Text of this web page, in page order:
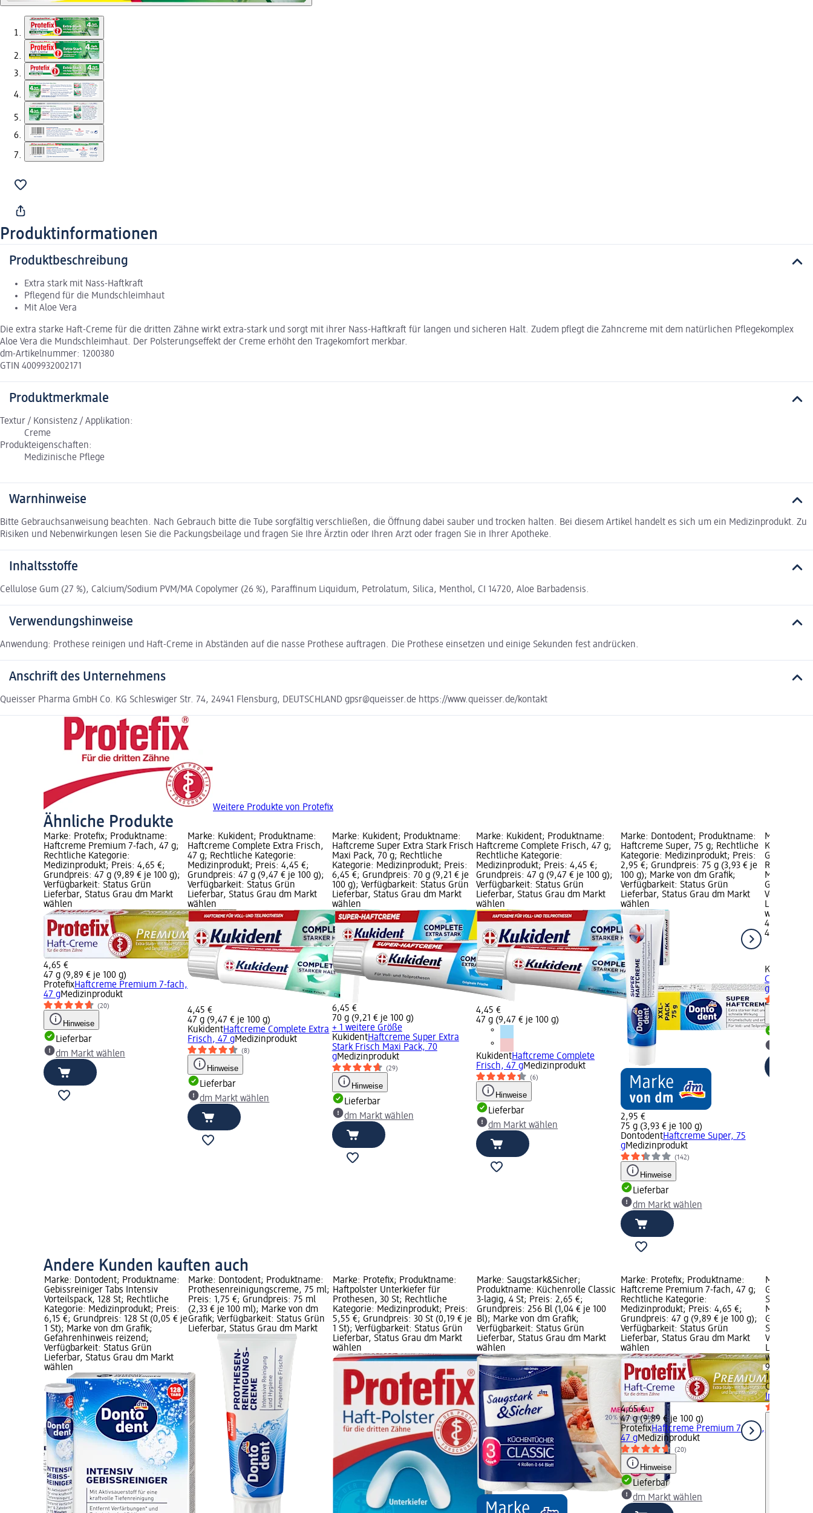
Produktinformationen
Produktbeschreibung
Extra stark mit Nass-Haftkraft
Pflegend für die Mundschleimhaut
Mit Aloe Vera
Die extra starke Haft-Creme für die dritten Zähne wirkt extra-stark und sorgt mit ihrer Nass-Haftkraft für langen und sicheren Halt. Zudem pflegt die Zahncreme mit dem natürlichen Pflegekomplex
Aloe Vera die Mundschleimhaut. Der Polsterungseffekt der Creme erhöht den Tragekomfort merkbar.
dm-Artikelnummer: 1200380
GTIN 4009932002171
Produktmerkmale
Textur / Konsistenz / Applikation:
Creme
Produkteigenschaften:
Medizinische Pflege
Warnhinweise
Bitte Gebrauchsanweisung beachten. Nach Gebrauch bitte die Tube sorgfältig verschließen, die Öffnung dabei sauber und trocken halten. Bei diesem Artikel handelt es sich um ein Medizinprodukt. Zu
Risiken und Nebenwirkungen lesen Sie die Packungsbeilage und fragen Sie Ihre Ärztin oder Ihren Arzt oder fragen Sie in Ihrer Apotheke.
Inhaltsstoffe
Cellulose Gum (27 %), Calcium/Sodium PVM/MA Copolymer (26 %), Paraffinum Liquidum, Petrolatum, Silica, Menthol, CI 14720, Aloe Barbadensis.
Verwendungshinweise
Anwendung: Prothese reinigen und Haft-Creme in Abständen auf die nasse Prothese auftragen. Die Prothese einsetzen und einige Sekunden fest andrücken.
Anschrift des Unternehmens
Queisser Pharma GmbH Co. KG Schleswiger Str. 74, 24941 Flensburg, DEUTSCHLAND gpsr@queisser.de https://www.queisser.de/kontakt
Weitere Produkte von Protefix
Ähnliche Produkte
Marke: Protefix; Produktname:
Haftcreme Premium 7-fach, 47 g;
Rechtliche Kategorie:
Medizinprodukt; Preis: 4,65 €;
Grundpreis: 47 g (9,89 € je 100 g);
Verfügbarkeit: Status Grün
Lieferbar, Status Grau dm Markt
wählen
4,65 €
47 g (9,89 € je 100 g)
ProtefixHaftcreme Premium 7-fach,
47 gMedizinprodukt
(20)
Hinweise
Lieferbar
dm Markt wählen
Marke: Kukident; Produktname:
Haftcreme Complete Extra Frisch,
47 g; Rechtliche Kategorie:
Medizinprodukt; Preis: 4,45 €;
Grundpreis: 47 g (9,47 € je 100 g);
Verfügbarkeit: Status Grün
Lieferbar, Status Grau dm Markt
wählen
4,45 €
47 g (9,47 € je 100 g)
KukidentHaftcreme Complete Extra
Frisch, 47 gMedizinprodukt
(8)
Hinweise
Lieferbar
dm Markt wählen
Marke: Kukident; Produktname:
Haftcreme Super Extra Stark Frisch
Maxi Pack, 70 g; Rechtliche
Kategorie: Medizinprodukt; Preis:
6,45 €; Grundpreis: 70 g (9,21 € je
100 g); Verfügbarkeit: Status Grün
Lieferbar, Status Grau dm Markt
wählen
6,45 €
70 g (9,21 € je 100 g)
+ 1 weitere Größe
KukidentHaftcreme Super Extra
Stark Frisch Maxi Pack, 70
gMedizinprodukt
(29)
Hinweise
Lieferbar
dm Markt wählen
Marke: Kukident; Produktname:
Haftcreme Complete Frisch, 47 g;
Rechtliche Kategorie:
Medizinprodukt; Preis: 4,45 €;
Grundpreis: 47 g (9,47 € je 100 g);
Verfügbarkeit: Status Grün
Lieferbar, Status Grau dm Markt
wählen
4,45 €
47 g (9,47 € je 100 g)
KukidentHaftcreme Complete
Frisch, 47 gMedizinprodukt
(6)
Hinweise
Lieferbar
dm Markt wählen
Marke: Dontodent; Produktname:
Haftcreme Super, 75 g; Rechtliche
Kategorie: Medizinprodukt; Preis:
2,95 €; Grundpreis: 75 g (3,93 € je
100 g); Marke von dm Grafik;
Verfügbarkeit: Status Grün
Lieferbar, Status Grau dm Markt
wählen
2,95 €
75 g (3,93 € je 100 g)
DontodentHaftcreme Super, 75
gMedizinprodukt
(142)
Hinweise
Lieferbar
dm Markt wählen
Marke:
Kukident
Rechtliche
Lieferbar,
wählen
4,45 €
47 g (9,47
Kukident
Complete
g
Andere Kunden kauften auch
Marke: Dontodent; Produktname:
Gebissreiniger Tabs Intensiv
Vorteilspack, 128 St; Rechtliche
Kategorie: Medizinprodukt; Preis:
6,15 €; Grundpreis: 128 St (0,05 € je
1 St); Marke von dm Grafik;
Gefahrenhinweis reizend;
Verfügbarkeit: Status Grün
Lieferbar, Status Grau dm Markt
wählen
Marke: Dontodent; Produktname:
Prothesenreinigungscreme, 75 ml;
Preis: 1,75 €; Grundpreis: 75 ml
(2,33 € je 100 ml); Marke von dm
Grafik; Verfügbarkeit: Status Grün
Lieferbar, Status Grau dm Markt
Marke: Protefix; Produktname:
Haftpolster Unterkiefer für
Prothesen, 30 St; Rechtliche
Kategorie: Medizinprodukt; Preis:
5,55 €; Grundpreis: 30 St (0,19 € je
1 St); Verfügbarkeit: Status Grün
Lieferbar, Status Grau dm Markt
wählen
Marke: Saugstark&Sicher;
Produktname: Küchenrolle Classic
3-lagig, 4 St; Preis: 2,65 €;
Grundpreis: 256 Bl (1,04 € je 100
Bl); Marke von dm Grafik;
Verfügbarkeit: Status Grün
Lieferbar, Status Grau dm Markt
wählen
Marke: Protefix; Produktname:
Haftcreme Premium 7-fach, 47 g;
Rechtliche Kategorie:
Medizinprodukt; Preis: 4,65 €;
Grundpreis: 47 g (9,89 € je 100 g);
Verfügbarkeit: Status Grün
Lieferbar, Status Grau dm Markt
wählen
4,65 €
47 g (9,89 € je 100 g)
ProtefixHaftcreme Premium 7-fach,
47 gMedizinprodukt
(20)
Hinweise
Lieferbar
dm Markt wählen
Marke:
St;
St);
Lieferbar,
wählen
9,45 €
108 St
COREGA
Intensiv,